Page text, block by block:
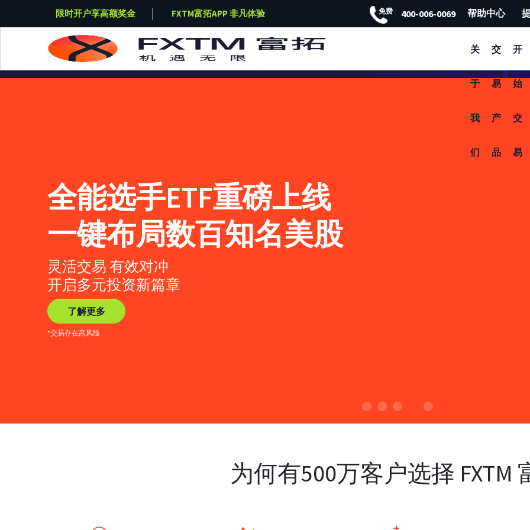
限时开户享高额奖金 FXTM富拓APP 非凡体验 限时开户享高额奖金 FXTM富拓APP 非凡体验
免费 400-006-0069 帮助中心
关
于
我
们
交
易
产
品
开
始
交
易
Skip to main content
全能选手ETF重磅上线
一键布局数百知名美股
灵活交易 有效对冲
开启多元投资新篇章
了解更多
*交易存在高风险
为何有500万客户选择 FXTM